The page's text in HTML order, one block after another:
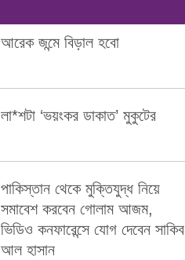
আরেক জন্মে বিড়াল হবো
লা*শটা ‘ভয়ংকর ডাকাত’ মুকুটের
পাকিস্তান থেকে মুক্তিযুদ্ধ নিয়ে
সমাবেশ করবেন গোলাম আজম,
ভিডিও কনফারেন্সে যোগ দেবেন সাকিব
আল হাসান